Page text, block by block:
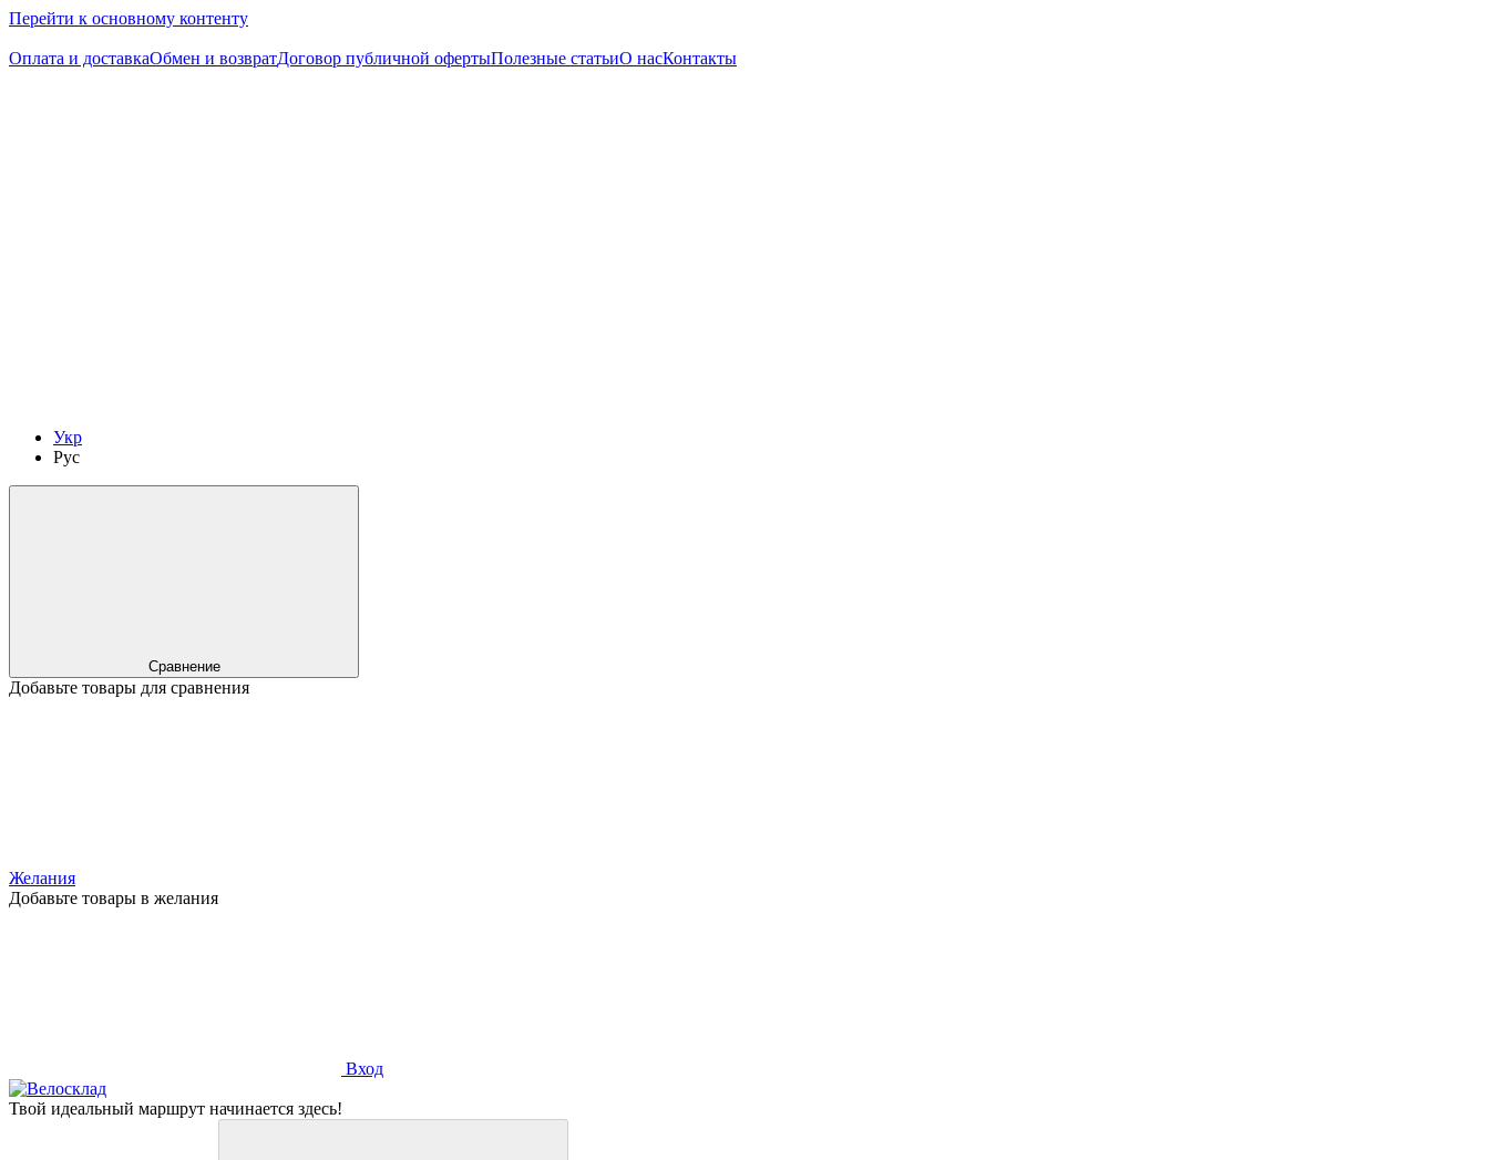
Перейти к основному контенту
Оплата и доставкаОбмен и возвратДоговор публичной офертыПолезные статьиО насКонтакты
Укр
Рус
Сравнение
Добавьте товары для сравнения
Желания
Добавьте товары в желания
Вход
Твой идеальный маршрут начинается здесь!